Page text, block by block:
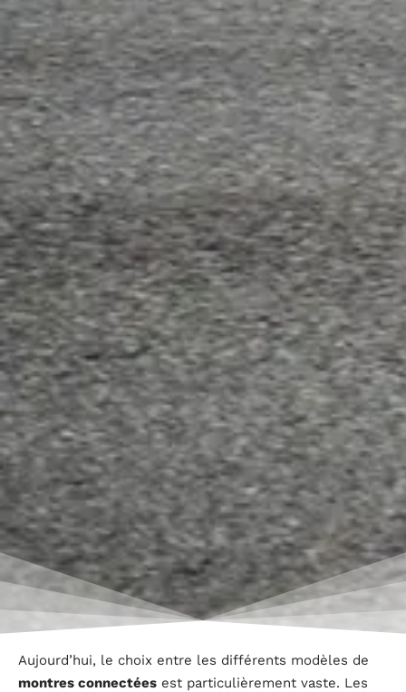
Aujourd’hui, le choix entre les différents modèles de
montres connectées est particulièrement vaste. Les